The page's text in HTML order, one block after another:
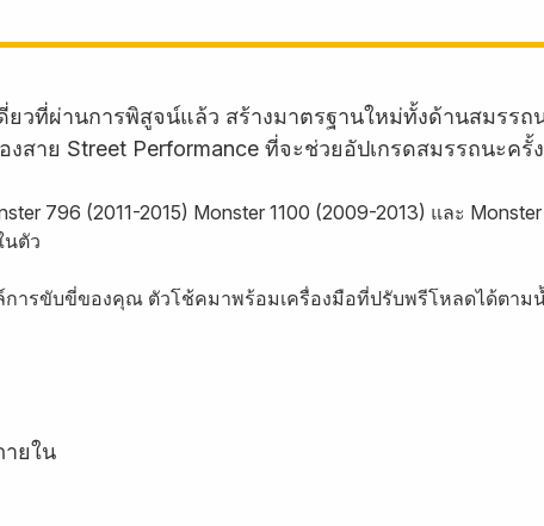
ยวที่ผ่านการพิสูจน์แล้ว สร้างมาตรฐานใหม่ทั้งด้านสมรร
สาย Street Performance ที่จะช่วยอัปเกรดสมรรถนะค
796 (2011-2015) Monster 1100 (2009-2013) และ
ตัว
ารขับขี่ของคุณ ตัวโช้คมาพร้อมเครื่องมือที่ปรับพรีโหลดได้ตาม
ยใน